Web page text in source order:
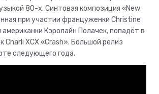
80-х. Синтовая композиция «New
при участии француженки Christine
американки Кэролайн Полачек, попадёт в
Charli XCX «Crash». Большой релиз
следующего года.